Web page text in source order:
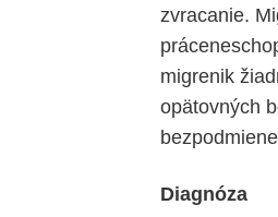
zvracanie.
migrenik
opätovných
Diagnóza